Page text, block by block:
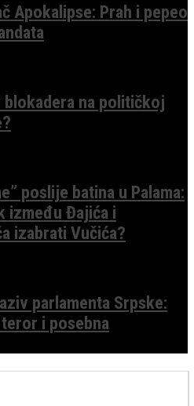
Apokalipse: Prah i pepeo
blokadera na političkoj
poslije batina u Palama:
između Đajića i
izabrati Vučića?
parlamenta Srpske:
i posebna